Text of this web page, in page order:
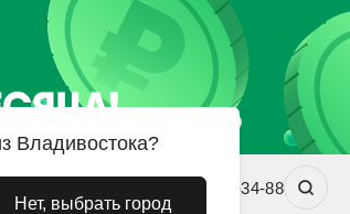
steel.ru +7 (4232) 02-34-88
Владивостока?
Нет, выбрать город